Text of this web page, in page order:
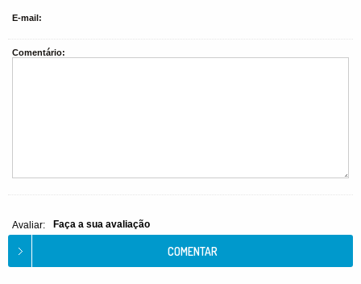
E-mail:
Comentário:
Avaliar: Faça a sua avaliação